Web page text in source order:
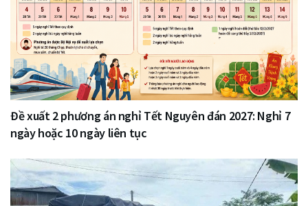
Đề xuất 2 phương án nghỉ Tết Nguyên đán 2027: Nghỉ 7
ngày hoặc 10 ngày liên tục